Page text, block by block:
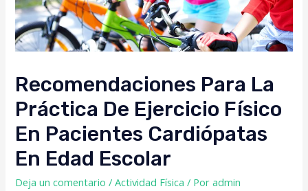
Recomendaciones Para La
Práctica De Ejercicio Físico
En Pacientes Cardiópatas
En Edad Escolar
Deja un comentario /Actividad Física / Poradmin